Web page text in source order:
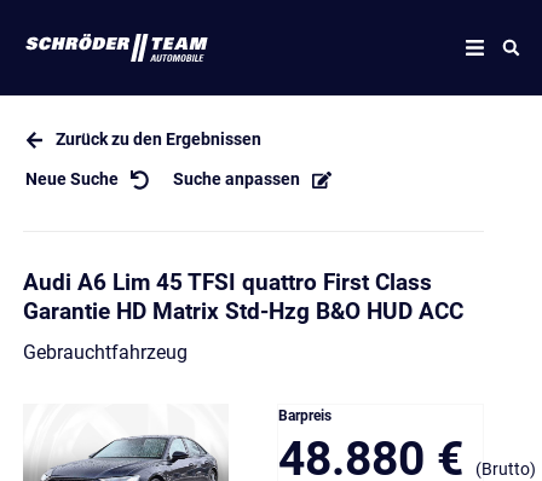
Zurück zu den Ergebnissen
Neue Suche Suche anpassen
Audi A6 Lim 45 TFSI quattro First Class
Garantie HD Matrix Std-Hzg B&O HUD ACC
Gebrauchtfahrzeug
Barpreis
48.880 € (Brutto)